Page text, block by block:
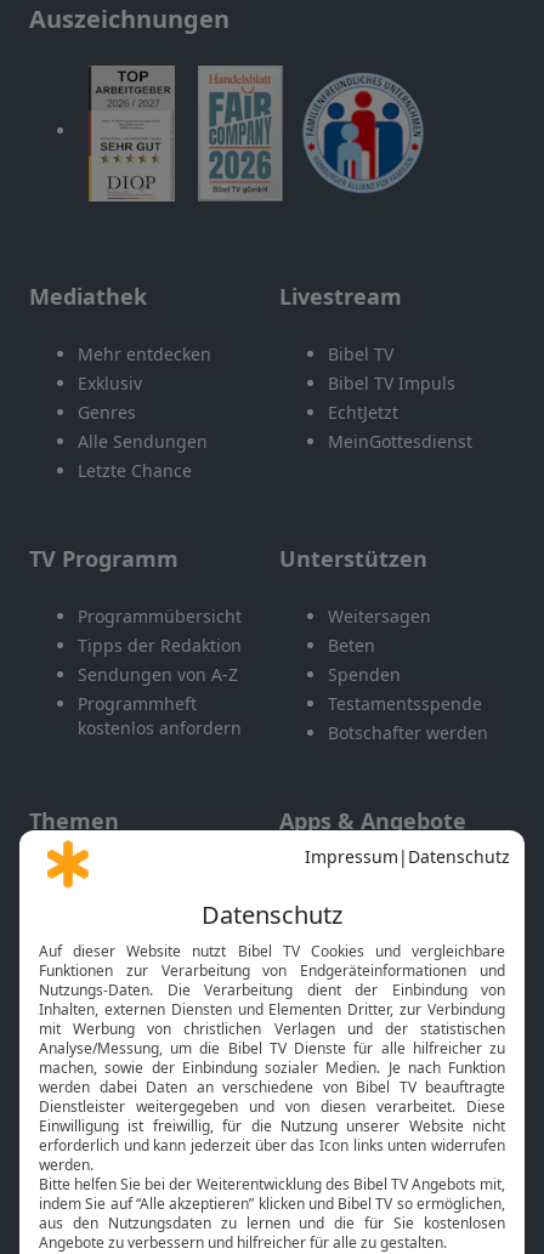
Auszeichnungen
Mediathek
Mehr entdecken
Exklusiv
Genres
Alle Sendungen
Letzte Chance
Livestream
Bibel TV
Bibel TV Impuls
EchtJetzt
MeinGottesdienst
TV Programm
Programmübersicht
Tipps der Redaktion
Sendungen von A-Z
Programmheft
kostenlos anfordern
Unterstützen
Weitersagen
Beten
Spenden
Testamentsspende
Botschafter werden
Themen
Gott und Bibel erklärt
Neuigkeiten
Apps & Angebote
Mobile App
Smart TV
HbbTV
Bibelthek Online-Bibel
Nächster Gottesdienst
Bibel TV
Über uns
Jobs
Service
Kontakt
TV-Empfang